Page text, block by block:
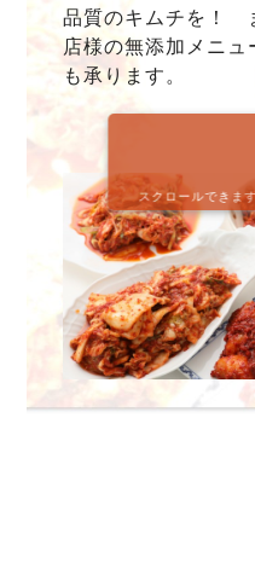
品質のキムチを！
店様の無添加メニュ
も承ります。
スクロールできま